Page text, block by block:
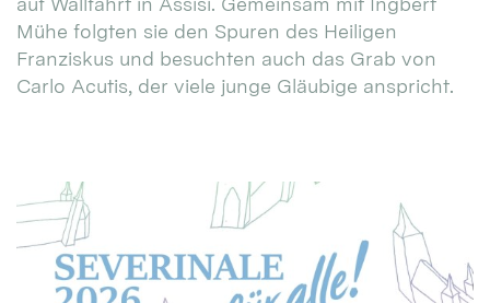
Mühe folgten sie den Spuren des Heiligen
Franziskus und besuchten auch das Grab von
Carlo Acutis, der viele junge Gläubige anspricht.